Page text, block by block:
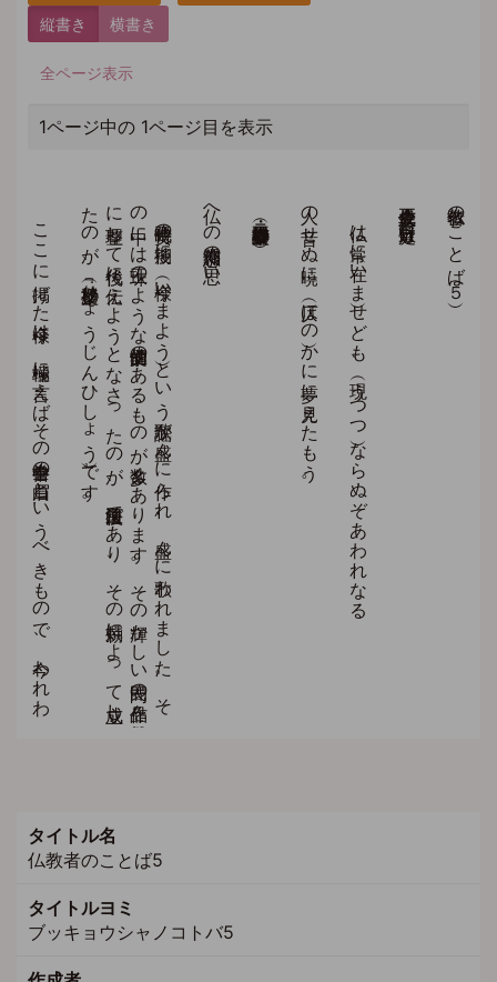
縦書き 横書き
全ページ表示
1ページ中の 1ページ目を表示
仏教者のことば（５）
仏は常に在（いま）せども、現（うつつ）ならぬぞあわれなる
人の音せぬ暁に 仄（ほの）かに夢に見えたもう。
作者不詳・日本（梁塵秘抄巻ニ）
仏への恋慕渇仰の思い
平安時代の
後期に
、
今様（い
ま
よ
う
）と
い
う
歌謡が
盛ん
に
作ら
れ
、
盛ん
に
歌わ
れ
ま
し
た
。
そ
の
中に
は
珠玉の
よ
う
な
文学的価値の
あ
る
も
の
が
数多く
あ
り
ま
す
。
そ
の
輝か
し
い
民間の
作品を
徹底的
に
整理し
て
後代に
伝え
よ
う
と
な
さ
っ
た
の
が
、
後白河法皇で
あ
り
、
そ
の
勅撰に
よ
っ
て
成立し
た
の
が
、
『梁塵秘抄（り
ょ
う
じ
ん
ひ
し
ょ
う
）』で
す
。
こ
こ
に
掲げ
た
今様は
、
極端に
言え
ば
そ
の
書全巻中の
白眉と
い
う
べ
き
も
の
で
、
今わ
れ
わ
れ
が
読ん
で
も
、
し
ん
し
ん
と
胸に
泌み
入る
深い
信仰の
思い
が
込め
ら
れ
て
い
ま
す
。
現代語
に
意訳し
ま
す
と
…
…
「仏さ
ま
が
、
い
つ
い
か
な
る
所に
も
い
ら
っ
し
ゃ
る
こ
と
は
、
よ
く
よ
く
承知し
て
い
る
の
だ
け
れ
ど
も
、
現実に
目の
当た
り
拝す
る
こ
と
が
で
き
な
い
の
は
悲し
い
こ
と
だ
。
た
だ
、
何の
物音も
し
な
い
暁の
こ
ろ
に
、
ほ
の
か
に
夢の
中に
現れ
た
も
う
ば
か
り
で
あ
る
タイトル名
仏教者のことば5
タイトルヨミ
ブッキョウシャノコトバ5